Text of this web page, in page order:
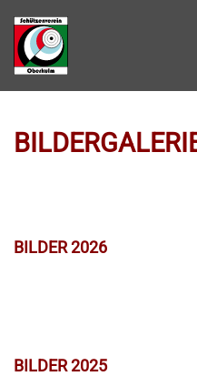
Zum Hauptinhalt
BILDER 2026
BILDER 2025